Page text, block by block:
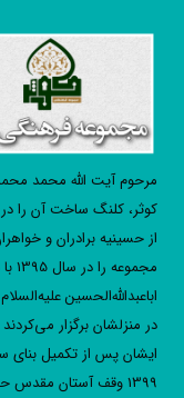
مرحوم آیت الله محمد
از حسینیه برادران و
اباعبدالله‌الحسین
در منزلشان برگزار
ایشان پس از تکمیل بنای
1399 وقف آستان